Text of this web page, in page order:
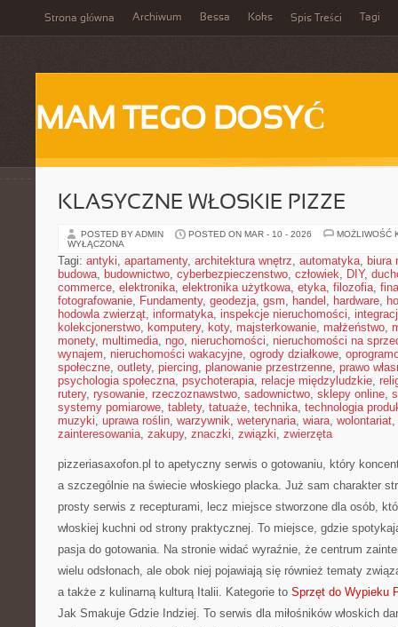
Strona główna Archiwum Bessa Koks Spis Treści Tagi
MAM TEGO DOSYĆ
KLASYCZNE WŁOSKIE PIZZE
POSTED BY ADMIN POSTED ON MAR - 10 - 2026
MOŻLIWOŚĆ
WYŁĄCZONA
Tagi: antyki, apartamenty, architektura wnętrz, automatyka, biura
budowa, budownictwo, cyberbezpieczenstwo, człowiek, DIY,
commerce, elektronika, elektronika użytkowa, etyka, filozofia,
fotografowanie, Fundamenty, geodezja, gsm, handel , hardware,
hodowla zwierząt, informatyka, inspekcje nieruchomości,
kolekcjonerstwo, komputery, koty, majsterkowanie, małżeństwo,
monety, multimedia, ngo, nieruchomości, nieruchomości na
wynajem, nieruchomości wakacyjne, ogrody działkowe,
społeczne, outlety, piercing, planowanie przestrzenne, prawo
psychologia społeczna, psychoterapia, relacje międzyludzkie,
rutery, rysowanie, rzeczoznawstwo, sadownictwo, sklepy online,
systemy pomiarowe, tablety, tatuaże, technika, technologia
muzyki, uprawa roślin, warzywnik, weterynaria, wiara, wolontariat,
zainteresowania, zakupy, znaczki, związki, zwierzęta
pizzeriasaxofon.pl to apetyczny serwis o gotowaniu, który
a szczególnie na świecie włoskiego placka. Już sam charakter
prosty serwis z recepturami, lecz miejsce stworzone dla osób,
włoskiej kuchni od strony praktycznej. To miejsce, gdzie
pasja do gotowania. Na stronie widać wyraźnie, że centrum
wielu odsłonach, ale obok niej pojawiają się również tematy
a także z kulinarną kulturą Italii. Kategorie to Sprzęt do Wypieku
Jak Smakuje Gdzie Indziej. To serwis dla miłośników włoskich